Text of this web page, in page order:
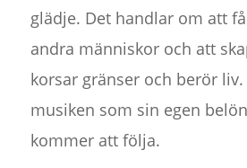
glädje. Det handlar om att
andra människor och att
korsar gränser och berör liv.
musiken som sin egen
kommer att följa.